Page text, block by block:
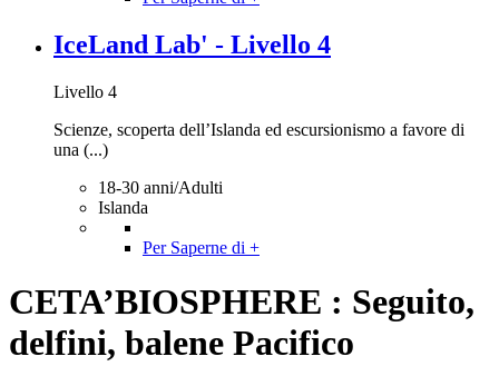
IceLand Lab' - Livello 4
Livello 4
Scienze, scoperta dell’Islanda ed escursionismo a favore di
una (...)
18-30 anni/Adulti
Islanda
Per Saperne di +
CETA’BIOSPHERE : Seguito,
delfini, balene Pacifico